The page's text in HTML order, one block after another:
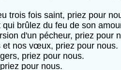
trois fois saint, priez pour
brûlez du feu de son
d'un pécheur, priez pour
et nos vœux, priez pour nous.
priez pour nous.
pour nous.